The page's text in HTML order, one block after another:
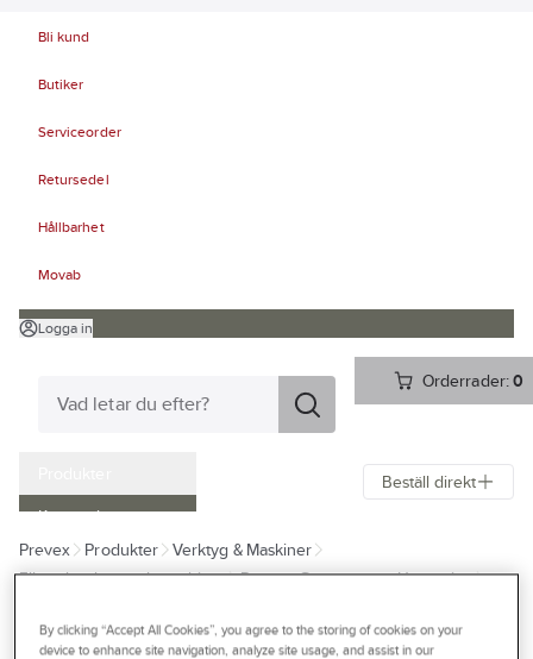
Bli kund
Butiker
Serviceorder
Retursedel
Hållbarhet
Movab
Logga in
Orderrader:0
Kampanjer
Outlet
Bli kund
Beställ direkt
Prevex Produkter
Verktyg & Maskiner
Elhandverktyg och maskiner
Damm - Grovsugare - Utsugning
By clicking “Accept All Cookies”, you agree to the storing of cookies on your
device to enhance site navigation, analyze site usage, and assist in our